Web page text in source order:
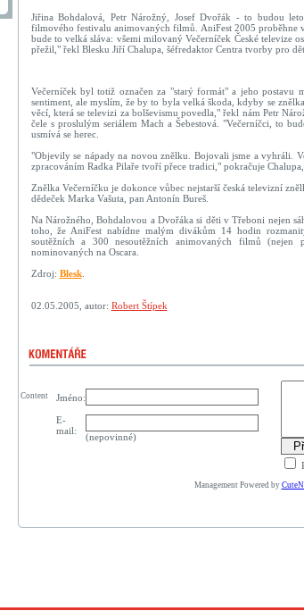
Jiřina Bohdalová, Petr Nárožný, Josef Dvořák - to budou
filmového festivalu animovaných filmů. AniFest 2005 proběhne
bude to velká sláva: všemi milovaný Večerníček České televize
přežil," řekl Blesku Jiří Chalupa, šéfredaktor Centra tvorby pro
Večerníček byl totiž označen za "starý formát" a jeho
sentiment, ale myslím, že by to byla velká škoda, kdyby se
věcí, která se televizi za bolševismu povedla," řekl nám Petr
čele s proslulým seriálem Mach a Šebestová. "Večerníčci, to
usmívá se herec.
"Objevily se nápady na novou znělku. Bojovali jsme a vyhráli.
zpracováním Radka Pilaře tvoří přece tradici," pokračuje
Znělka Večerníčku je dokonce vůbec nejstarší česká televizní
dědeček Marka Vašuta, pan Antonín Bureš.
Na Nárožného, Bohdalovou a Dvořáka si děti v Třeboni nejen
toho, že AniFest nabídne malým divákům 14 hodin
soutěžních a 300 nesoutěžních animovaných filmů
nominovaných na Oscara.
Zdroj: Blesk.
02.05.2005, autor: Robert Štípek
Jméno:
E-
mail:
(nepovinné)
Content
Management Powered by